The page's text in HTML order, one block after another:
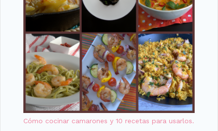
Cómo cocinar camarones y 10 recetas para usarlos.